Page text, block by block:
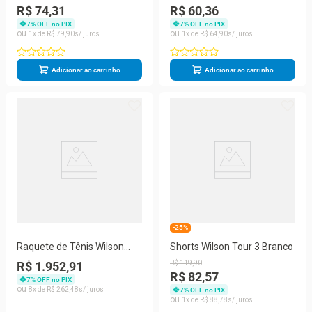
Amarelo
R$ 74,31
7% OFF no PIX
1
R$ 79 90
Adicionar ao carrinho
Preto
R$ 60,36
7% OFF no PIX
1
R$ 64 90
Adicionar ao carrinho
Raquete de Tênis Wilson
Clash 100L V3
R$ 1.952,91
7% OFF no PIX
8
R$ 262 48
-25%
Shorts Wilson Tour 3 Branco
R$119,90
R$ 82,57
7% OFF no PIX
1
R$ 88 78